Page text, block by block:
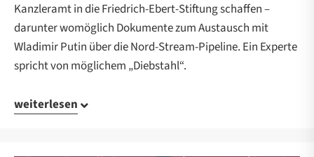
Kanzleramt in die Friedrich-Ebert-Stiftung schaffen –
darunter womöglich Dokumente zum Austausch mit
Wladimir Putin über die Nord-Stream-Pipeline. Ein Experte
spricht von möglichem „Diebstahl“.
weiterlesen